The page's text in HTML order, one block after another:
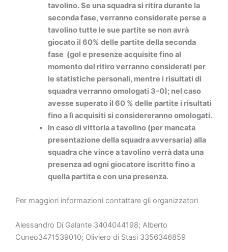
tavolino. Se una squadra si ritira durante la
seconda fase, verranno considerate perse a
tavolino tutte le sue partite se non avrà
giocato il 60% delle partite della seconda
fase (gol e presenze acquisite fino al
momento del ritiro verranno considerati per
le statistiche personali, mentre i risultati di
squadra verranno omologati 3-0); nel caso
avesse superato il 60 % delle partite i risultati
fino a lì acquisiti si considereranno omologati.
In caso di vittoria a tavolino (per mancata
presentazione della squadra avversaria) alla
squadra che vince a tavolino verrà data una
presenza ad ogni giocatore iscritto fino a
quella partita e con una presenza.
Per maggiori informazioni contattare gli organizzatori
Alessandro Di Galante 3404044198; Alberto
Cuneo3471539010; Oliviero di Stasi 3356346859